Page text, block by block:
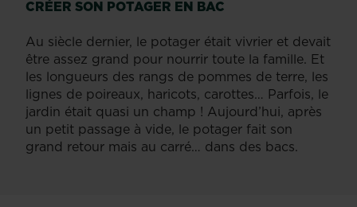
CRÉER SON POTAGER EN BAC
Au siècle dernier, le potager était vivrier et devait
être assez grand pour nourrir toute la famille. Et
les longueurs des rangs de pommes de terre, les
lignes de poireaux, haricots, carottes… Parfois, le
jardin était quasi un champ ! Aujourd’hui, après
un petit passage à vide, le potager fait son
grand retour mais au carré… dans des bacs.